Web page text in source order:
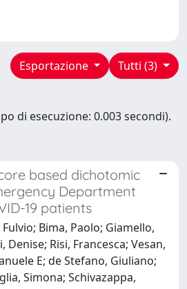
Tutti (3)
Esportazione
di esecuzione: 0.003 secondi).
based dichotomic
Department
19 patients
Bima, Paolo; Giamello,
Denise; Risi, Francesca; Vesan,
E; de Stefano, Giuliano;
Simona; Schivazappa,